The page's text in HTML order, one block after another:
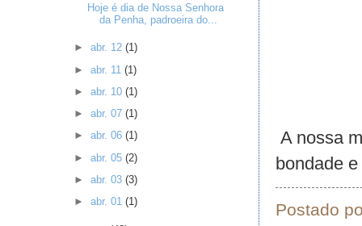
A nossa
bondade
Postado
Hoje é dia de Nossa Senhora
da Penha, padroeira do...
► abr. 12 (1)
► abr. 11 (1)
► abr. 10 (1)
► abr. 07 (1)
► abr. 06 (1)
► abr. 05 (2)
► abr. 03 (3)
► abr. 01 (1)